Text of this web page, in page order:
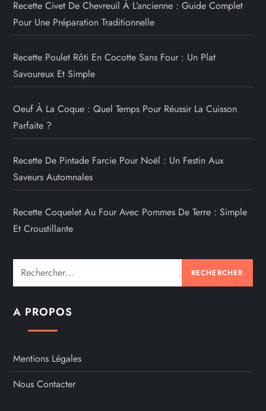
Recette Civet De Chevreuil À L’ancienne : Guide Complet
Pour Une Préparation Traditionnelle
Recette Poulet Rôti En Cocotte Sans Four : Un Plat
Savoureux Et Simple
Oeuf À La Coque : Quel Temps Pour Réussir La Cuisson
Parfaite ?
Recette De Pintade Farcie Pour Noël : Un Festin Aux
Saveurs Automnales
Recette Coquelet Au Four Avec Pommes De Terre : Simple
Et Croustillante
Rechercher :
A PROPOS
Mentions Légales
Nous Contacter